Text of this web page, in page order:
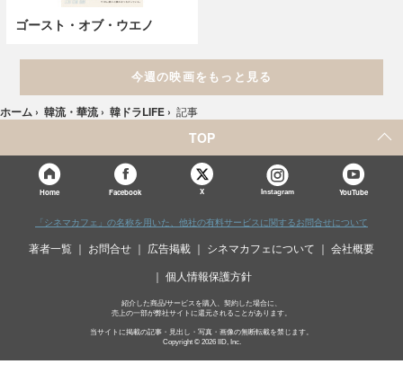
ゴースト・オブ・ウエノ
今週の映画をもっと見る
ホーム › 韓流・華流 › 韓ドラLIFE › 記事
TOP
Home Facebook X Instagram YouTube
「シネマカフェ」の名称を用いた、他社の有料サービスに関するお問合せについて
著者一覧 お問合せ 広告掲載 シネマカフェについて 会社概要
個人情報保護方針
紹介した商品/サービスを購入、契約した場合に、
売上の一部が弊社サイトに還元されることがあります。
当サイトに掲載の記事・見出し・写真・画像の無断転載を禁じます。
Copyright © 2026 IID, Inc.